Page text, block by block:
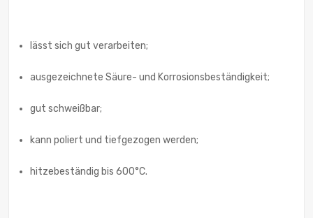
lässt sich gut verarbeiten;
ausgezeichnete Säure- und Korrosionsbeständigkeit;
gut schweißbar;
kann poliert und tiefgezogen werden;
hitzebeständig bis 600°C.